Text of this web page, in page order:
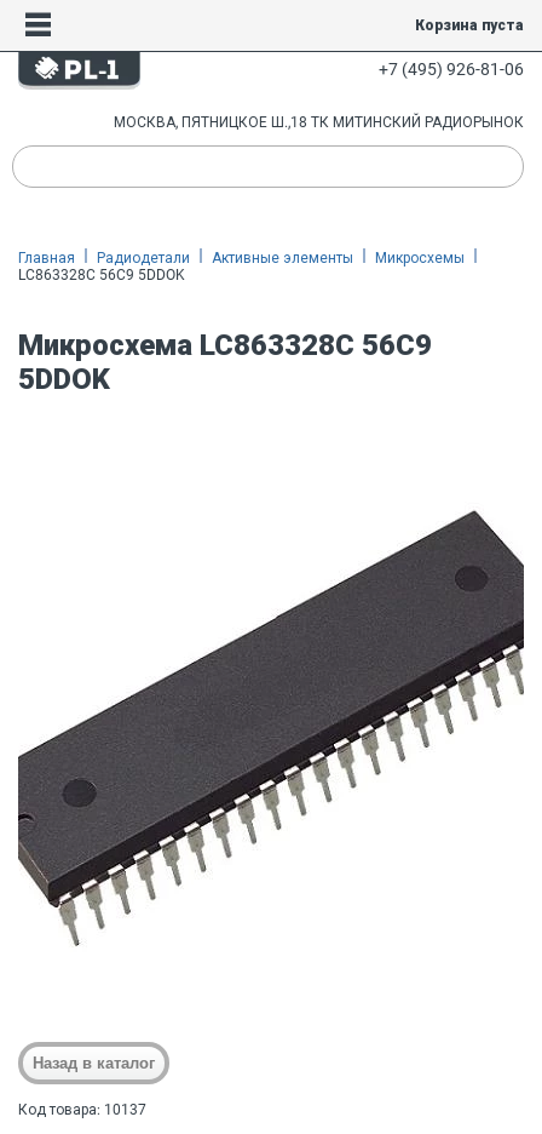
Корзина пуста
+7 (495) 926-81-06
МОСКВА, ПЯТНИЦКОЕ Ш.,18 ТК МИТИНСКИЙ РАДИОРЫНОК
Главная Радиодетали Активные элементы
Микросхемы
LC863328C 56C9 5DDOK
Микросхема LC863328C 56C9
5DDOK
Код товара: 10137